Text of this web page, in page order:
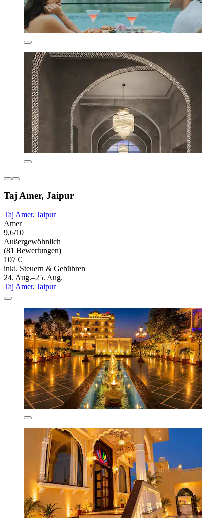
Taj Amer, Jaipur
Taj Amer, Jaipur
Amer
9,6/10
Außergewöhnlich
(81 Bewertungen)
107 €
inkl. Steuern & Gebühren
24. Aug.–25. Aug.
Taj Amer, Jaipur